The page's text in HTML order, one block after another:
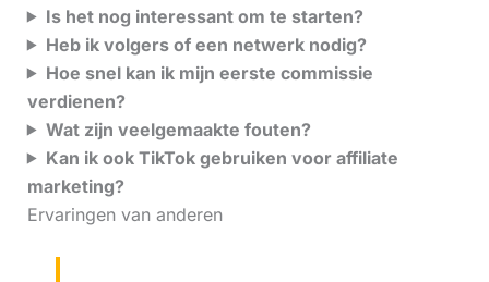
Is het nog interessant om te starten?
Heb ik volgers of een netwerk nodig?
Hoe snel kan ik mijn eerste commissie
verdienen?
Wat zijn veelgemaakte fouten?
Kan ik ook TikTok gebruiken voor affiliate
marketing?
Ervaringen van anderen